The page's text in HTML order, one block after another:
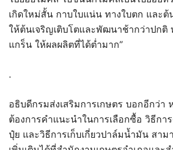
เกิดใหม่สั้น กาบใบแน่น ทางใบตก และ
ให้ต้นเจริญเติบโตและพัฒนาช้ากว่าปกติ
แกร็น ให้ผลผลิตที่ได้ต่ำมาก”
.
อธิบดีกรมส่งเสริมการเกษตร บอกอีกว่า
ต้องการคำแนะนำในการเลือกซื้อ วิธีกา
ปุ๋ย และวิธีการเก็บเกี่ยวปาล์มน้ำมัน สา